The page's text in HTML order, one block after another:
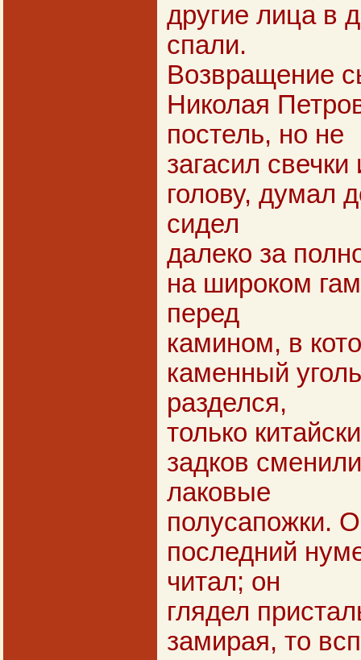
другие лица в
спали.
Возвращение
Николая
постель, но не
загасил
голову, думал
сидел
далеко за
на широком
перед
камином, в
каменный
разделся,
только
задков
лаковые
полусапожки.
последний
читал; он
глядел
замирая, то